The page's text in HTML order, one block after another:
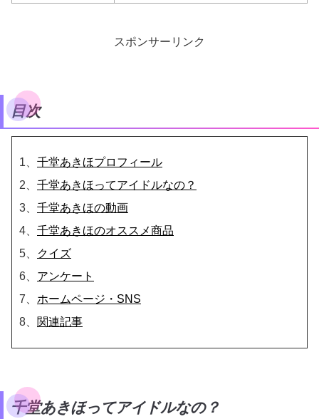
スポンサーリンク
目次
1、 千堂あきほプロフィール
2、 千堂あきほってアイドルなの？
3、 千堂あきほの動画
4、 千堂あきほのオススメ商品
5、
クイズ
6、 アンケート
7、 ホームページ・SNS
8、 関連記事
千堂あきほってアイドルなの？